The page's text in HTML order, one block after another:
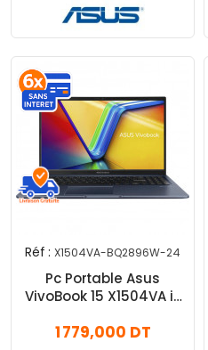
Réf : X1504VA-BQ2896W-24
Pc Portable Asus
VivoBook 15 X1504VA i3
Windows 11
1 779,000 DT